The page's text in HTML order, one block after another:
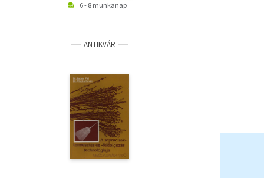
6 - 8 munkanap
ANTIKVÁR